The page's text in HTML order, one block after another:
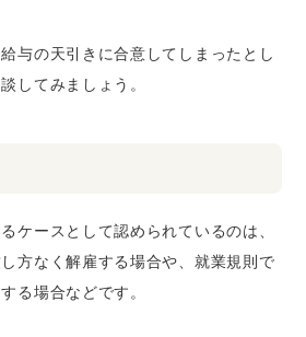
与の天引きに合意してしまったとし
してみましょう。
ケースとして認められているのは、
方なく解雇する場合や、就業規則で
る場合などです。